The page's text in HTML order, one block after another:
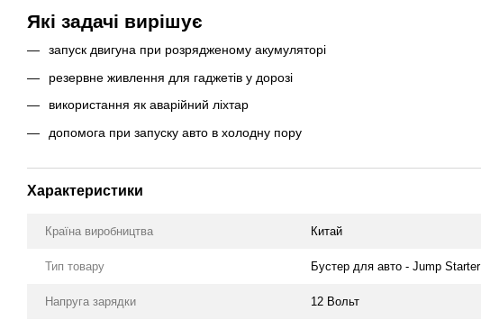
Які задачі вирішує
запуск двигуна при розрядженому акумуляторі
резервне живлення для гаджетів у дорозі
використання як аварійний ліхтар
допомога при запуску авто в холодну пору
Характеристики
Країна виробництва Китай
Тип товару Бустер для авто - Jump Starter
Напруга зарядки 12 Вольт